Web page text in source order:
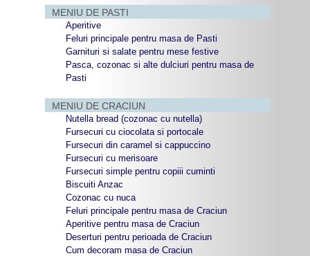
MENIU DE PASTI
Aperitive
Feluri principale pentru masa de Pasti
Garnituri si salate pentru mese festive
Pasca, cozonac si alte dulciuri pentru masa de
Pasti
MENIU DE CRACIUN
Nutella bread (cozonac cu nutella)
Fursecuri cu ciocolata si portocale
Fursecuri din caramel si cappuccino
Fursecuri cu merisoare
Fursecuri simple pentru copiii cuminti
Biscuiti Anzac
Cozonac cu nuca
Feluri principale pentru masa de Craciun
Aperitive pentru masa de Craciun
Deserturi pentru perioada de Craciun
Cum decoram masa de Craciun